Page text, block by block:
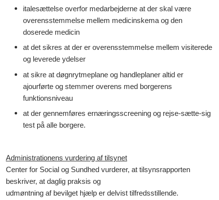
italesættelse overfor medarbejderne at der skal være
overensstemmelse mellem medicinskema og den
doserede medicin
at det sikres at der er overensstemmelse mellem visiterede
og leverede ydelser
at sikre at døgnrytmeplane og handleplaner altid er
ajourførte og stemmer overens med borgerens
funktionsniveau
at der gennemføres ernæringsscreening og rejse-sætte-sig
test på alle borgere.
Administrationens vurdering af tilsynet
Center for Social og Sundhed vurderer, at tilsynsrapporten
beskriver, at daglig praksis og
udmøntning af bevilget hjælp er delvist tilfredsstillende.